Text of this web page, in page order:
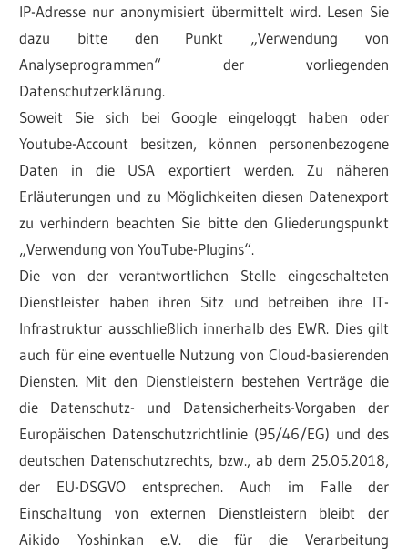
IP-Adresse nur anonymisiert übermittelt wird. Lesen Sie
dazu bitte den Punkt „Verwendung von
Analyseprogrammen“ der vorliegenden
Datenschutzerklärung.
Soweit Sie sich bei Google eingeloggt haben oder
Youtube-Account besitzen, können personenbezogene
Daten in die USA exportiert werden. Zu näheren
Erläuterungen und zu Möglichkeiten diesen Datenexport
zu verhindern beachten Sie bitte den Gliederungspunkt
„Verwendung von YouTube-Plugins“.
Die von der verantwortlichen Stelle eingeschalteten
Dienstleister haben ihren Sitz und betreiben ihre IT-
Infrastruktur ausschließlich innerhalb des EWR. Dies gilt
auch für eine eventuelle Nutzung von Cloud-basierenden
Diensten. Mit den Dienstleistern bestehen Verträge die
die Datenschutz- und Datensicherheits-Vorgaben der
Europäischen Datenschutzrichtlinie (95/46/EG) und des
deutschen Datenschutzrechts, bzw., ab dem 25.05.2018,
der EU-DSGVO entsprechen. Auch im Falle der
Einschaltung von externen Dienstleistern bleibt der
Aikido Yoshinkan e.V. die für die Verarbeitung